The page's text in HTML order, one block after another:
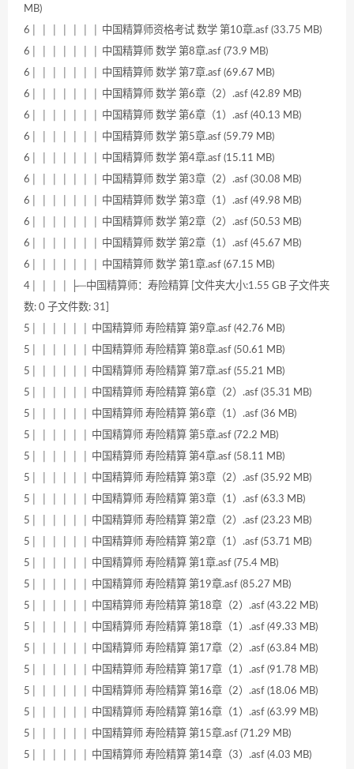
MB)
6│ │ │ │ │ │ │ 中国精算师资格考试 数学 第10章.asf (33.75 MB)
6│ │ │ │ │ │ │ 中国精算师 数学 第8章.asf (73.9 MB)
6│ │ │ │ │ │ │ 中国精算师 数学 第7章.asf (69.67 MB)
6│ │ │ │ │ │ │ 中国精算师 数学 第6章（2）.asf (42.89 MB)
6│ │ │ │ │ │ │ 中国精算师 数学 第6章（1）.asf (40.13 MB)
6│ │ │ │ │ │ │ 中国精算师 数学 第5章.asf (59.79 MB)
6│ │ │ │ │ │ │ 中国精算师 数学 第4章.asf (15.11 MB)
6│ │ │ │ │ │ │ 中国精算师 数学 第3章（2）.asf (30.08 MB)
6│ │ │ │ │ │ │ 中国精算师 数学 第3章（1）.asf (49.98 MB)
6│ │ │ │ │ │ │ 中国精算师 数学 第2章（2）.asf (50.53 MB)
6│ │ │ │ │ │ │ 中国精算师 数学 第2章（1）.asf (45.67 MB)
6│ │ │ │ │ │ │ 中国精算师 数学 第1章.asf (67.15 MB)
4│ │ │ │ ├─中国精算师：寿险精算 [文件夹大小:1.55 GB 子文件夹
数: 0 子文件数: 31]
5│ │ │ │ │ │ 中国精算师 寿险精算 第9章.asf (42.76 MB)
5│ │ │ │ │ │ 中国精算师 寿险精算 第8章.asf (50.61 MB)
5│ │ │ │ │ │ 中国精算师 寿险精算 第7章.asf (55.21 MB)
5│ │ │ │ │ │ 中国精算师 寿险精算 第6章（2）.asf (35.31 MB)
5│ │ │ │ │ │ 中国精算师 寿险精算 第6章（1）.asf (36 MB)
5│ │ │ │ │ │ 中国精算师 寿险精算 第5章.asf (72.2 MB)
5│ │ │ │ │ │ 中国精算师 寿险精算 第4章.asf (58.11 MB)
5│ │ │ │ │ │ 中国精算师 寿险精算 第3章（2）.asf (35.92 MB)
5│ │ │ │ │ │ 中国精算师 寿险精算 第3章（1）.asf (63.3 MB)
5│ │ │ │ │ │ 中国精算师 寿险精算 第2章（2）.asf (23.23 MB)
5│ │ │ │ │ │ 中国精算师 寿险精算 第2章（1）.asf (53.71 MB)
5│ │ │ │ │ │ 中国精算师 寿险精算 第1章.asf (75.4 MB)
5│ │ │ │ │ │ 中国精算师 寿险精算 第19章.asf (85.27 MB)
5│ │ │ │ │ │ 中国精算师 寿险精算 第18章（2）.asf (43.22 MB)
5│ │ │ │ │ │ 中国精算师 寿险精算 第18章（1）.asf (49.33 MB)
5│ │ │ │ │ │ 中国精算师 寿险精算 第17章（2）.asf (63.84 MB)
5│ │ │ │ │ │ 中国精算师 寿险精算 第17章（1）.asf (91.78 MB)
5│ │ │ │ │ │ 中国精算师 寿险精算 第16章（2）.asf (18.06 MB)
5│ │ │ │ │ │ 中国精算师 寿险精算 第16章（1）.asf (63.99 MB)
5│ │ │ │ │ │ 中国精算师 寿险精算 第15章.asf (71.29 MB)
5│ │ │ │ │ │ 中国精算师 寿险精算 第14章（3）.asf (4.03 MB)